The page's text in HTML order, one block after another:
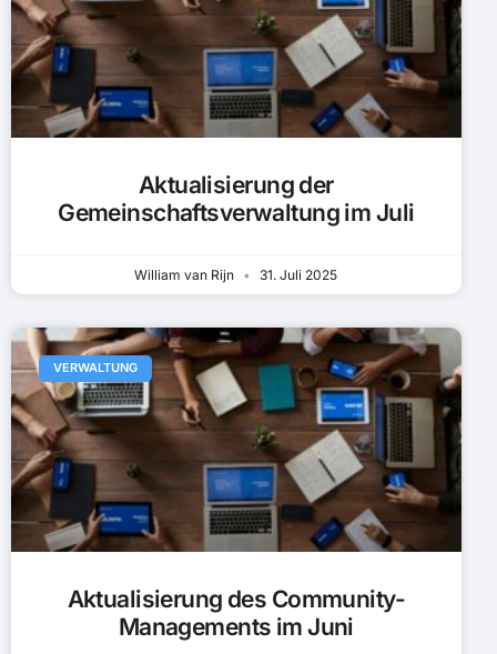
Aktualisierung der
Gemeinschaftsverwaltung im Juli
William van Rijn 31. Juli 2025
VERWALTUNG
Aktualisierung des Community-
Managements im Juni